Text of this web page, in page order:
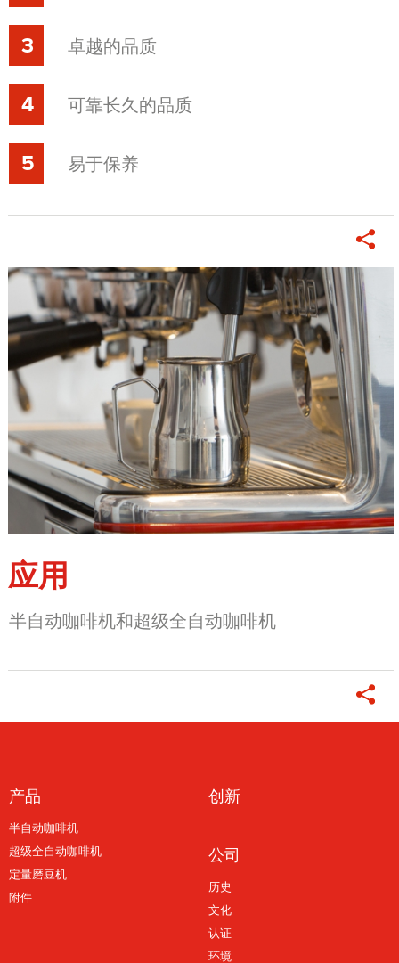
卓越的品质
可靠长久的品质
易于保养
应用
半自动咖啡机和超级全自动咖啡机
产品
半自动咖啡机
超级全自动咖啡机
定量磨豆机
附件
创新
公司
历史
文化
认证
环境